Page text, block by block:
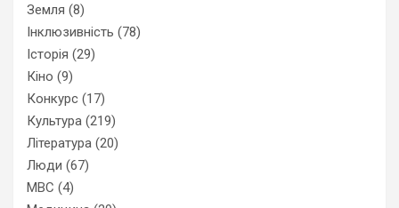
Земля (8)
Інклюзивність (78)
Історія (29)
Кіно (9)
Конкурс (17)
Культура (219)
Література (20)
Люди (67)
МВС (4)